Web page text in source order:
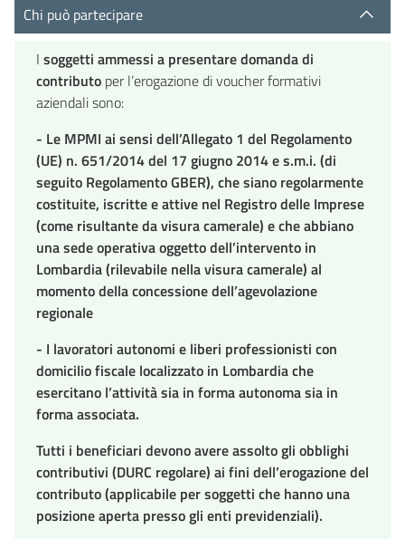
Chi può partecipare
I soggetti ammessi a presentare domanda di
contributo per l’erogazione di voucher formativi
aziendali sono:
- Le MPMI ai sensi dell’Allegato 1 del Regolamento
(UE) n. 651/2014 del 17 giugno 2014 e s.m.i. (di
seguito Regolamento GBER), che siano regolarmente
costituite, iscritte e attive nel Registro delle Imprese
(come risultante da visura camerale) e che abbiano
una sede operativa oggetto dell’intervento in
Lombardia (rilevabile nella visura camerale) al
momento della concessione dell’agevolazione
regionale
- I lavoratori autonomi e liberi professionisti con
domicilio fiscale localizzato in Lombardia che
esercitano l’attività sia in forma autonoma sia in
forma associata.
Tutti i beneficiari devono avere assolto gli obblighi
contributivi (DURC regolare) ai fini dell’erogazione del
contributo (applicabile per soggetti che hanno una
posizione aperta presso gli enti previdenziali).